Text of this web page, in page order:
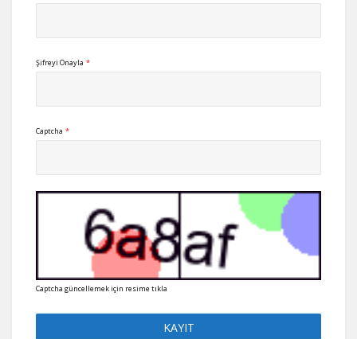
Şifreyi Onayla *
Captcha *
Captcha güncellemek için resime tıkla